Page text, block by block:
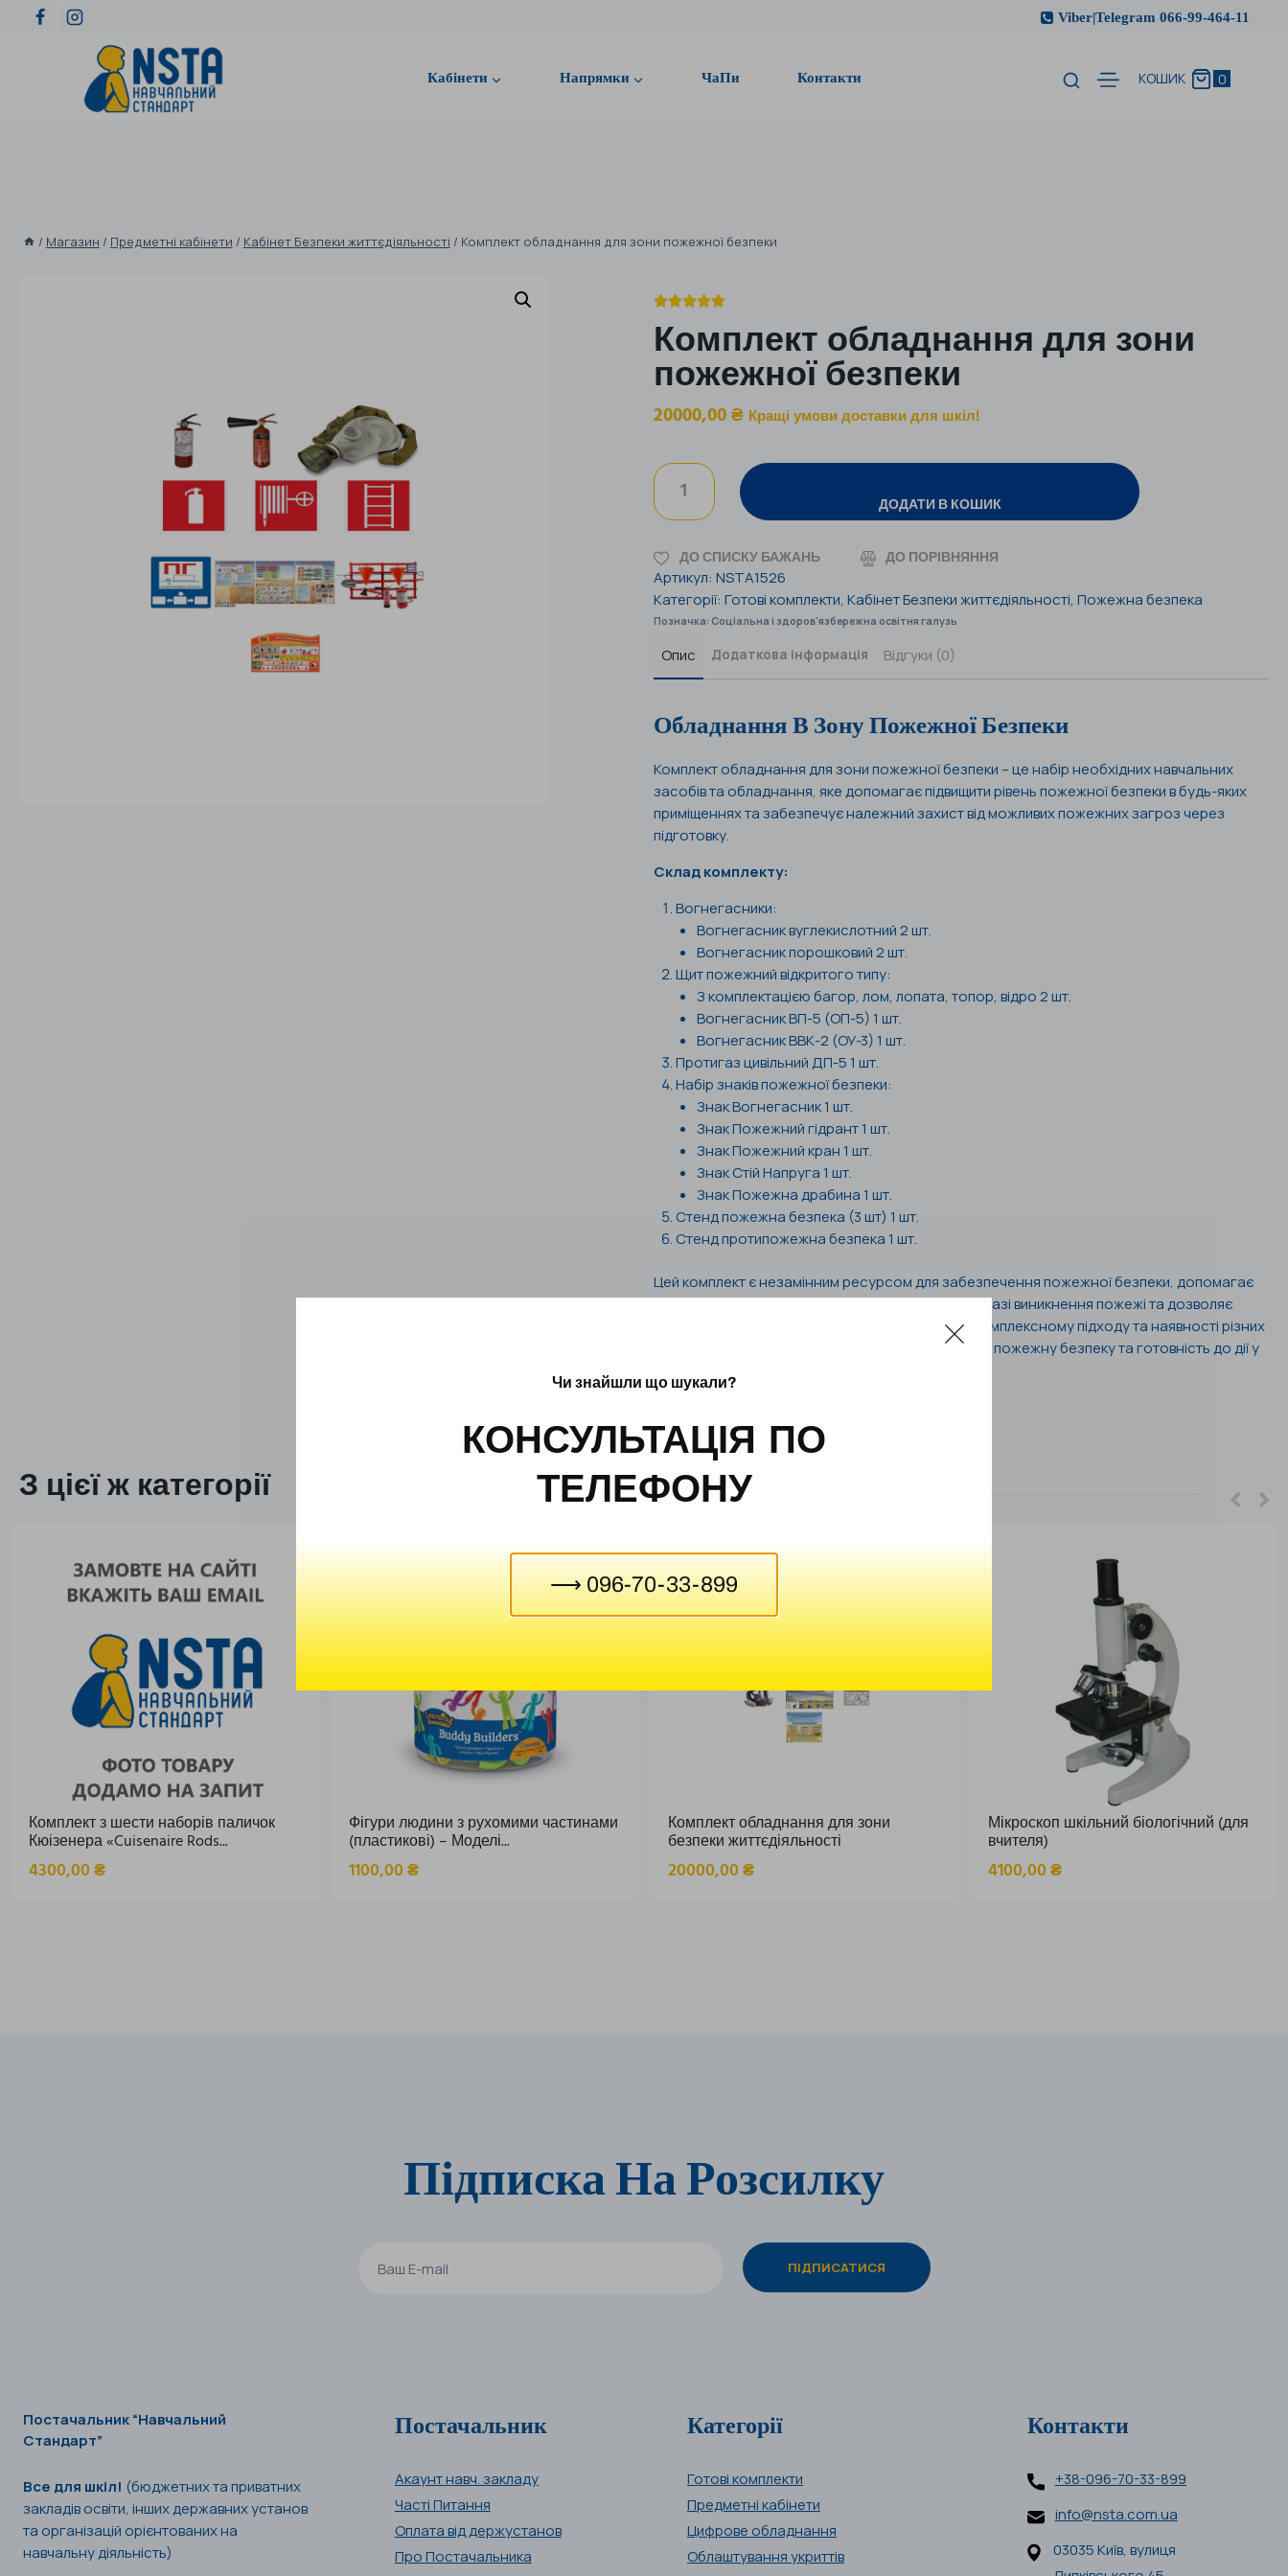
Viber|Telegram 066-99-464-11
Кабінети Напрямки ЧаПи Контакти КОШИК 0
/ Магазин / Предметні кабінети / Кабінет Безпеки життєдіяльності / Комплект обладнання для зони пожежної безпеки

Комплект обладнання для зони
пожежної безпеки
20000,00₴ Кращі умови доставки для шкіл!
ДОДАТИ В КОШИК
ДО СПИСКУ БАЖАНЬ ДО ПОРІВНЯННЯ
Артикул: NSTA1526
Категорії: Готові комплекти, Кабінет Безпеки життєдіяльності, Пожежна безпека
Позначка: Соціальна і здоров'язбережна освітня галузь
Опис Додаткова інформація Відгуки (0)
Обладнання В Зону Пожежної Безпеки
Комплект обладнання для зони пожежної безпеки – це набір необхідних навчальних
засобів та обладнання, яке допомагає підвищити рівень пожежної безпеки в будь-яких
приміщеннях та забезпечує належний захист від можливих пожежних загроз через
підготовку.
Склад комплекту:
Вогнегасники:
Вогнегасник вуглекислотний 2 шт.
Вогнегасник порошковий 2 шт.
Щит пожежний відкритого типу:
З комплектацією багор, лом, лопата, топор, відро 2 шт.
Вогнегасник ВП-5 (ОП-5) 1 шт.
Вогнегасник ВВК-2 (ОУ-3) 1 шт.
Протигаз цивільний ДП-5 1 шт.
Набір знаків пожежної безпеки:
Знак Вогнегасник 1 шт.
Знак Пожежний гідрант 1 шт.
Знак Пожежний кран 1 шт.
Знак Стій Напруга 1 шт.
Знак Пожежна драбина 1 шт.
Стенд пожежна безпека (3 шт) 1 шт.
Стенд протипожежна безпека 1 шт.
Цей комплект є незамінним ресурсом для забезпечення пожежної безпеки, допомагає
забезпечити швидке та ефективне реагування у разі виникнення пожежі та дозволяє
забезпечити безпеку людей та майна. Завдяки комплексному підходу та наявності різних
засобів, комплект обладнання забезпечує повну пожежну безпеку та готовність до дії у
З цієї ж категорії
Комплект з шести наборів паличок
Кюізенера «Cuisenaire Rods...
4300,00₴
Фігури людини з рухомими частинами
(пластикові) – Моделі...
1100,00₴
Комплект обладнання для зони
безпеки життєдіяльності
20000,00₴
Мікроскоп шкільний біологічний (для
вчителя)
4100,00₴
Підписка На Розсилку
Постачальник “Навчальний
Стандарт”
Все для шкіл! (бюджетних та приватних
закладів освіти, інших державних установ
та організацій орієнтованих на
навчальну діяльність)
Постачальник
Акаунт навч. закладу
Часті Питання
Оплата від держустанов
Про Постачальника
Категорії
Готові комплекти
Предметні кабінети
Цифрове обладнання
Облаштування укриттів
Контакти
+38-096-70-33-899
info@nsta.com.ua
03035 Київ, вулиця
Чи знайшли що шукали?
КОНСУЛЬТАЦІЯ ПО
ТЕЛЕФОНУ
⟶ 096-70-33-899